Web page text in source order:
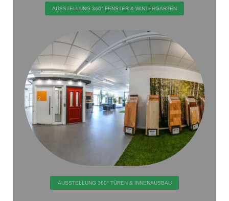
AUSSTELLUNG 360° FENSTER & WINTERGARTEN
AUSSTELLUNG 360° TÜREN & INNENAUSBAU